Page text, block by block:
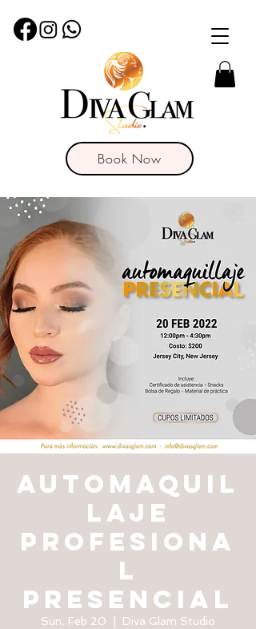
Book Now
AUTOMAQUIL
LAJE
PROFESIONA
L
PRESENCIAL
Sun, Feb 20 Diva Glam Studio